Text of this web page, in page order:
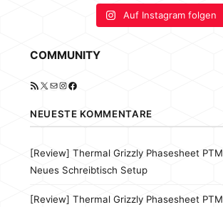
Auf Instagram folgen
COMMUNITY
RSS-Feed
X E-MailInstagram
Facebook
NEUESTE KOMMENTARE
[Review] Thermal Grizzly Phasesheet PTM
Neues Schreibtisch Setup
[Review] Thermal Grizzly Phasesheet PTM